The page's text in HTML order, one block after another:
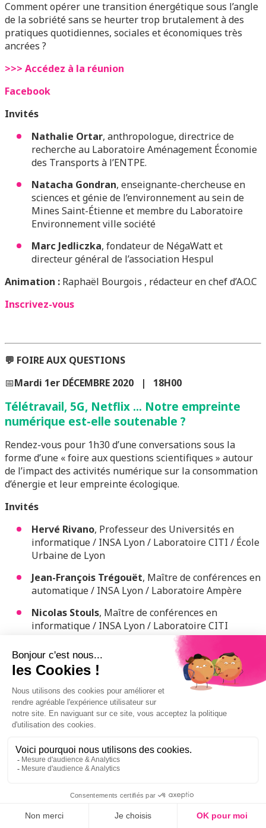
Comment opérer une transition énergétique sous l’angle
de la sobriété sans se heurter trop brutalement à des
pratiques quotidiennes, sociales et économiques très
ancrées ?
>>> Accédez à la réunion
Facebook
Invités
Nathalie Ortar, anthropologue, directrice de
recherche au Laboratoire Aménagement Économie
des Transports à l’ENTPE.
Natacha Gondran, enseignante-chercheuse en
sciences et génie de l’environnement au sein de
Mines Saint-Étienne et membre du Laboratoire
Environnement ville société
Marc Jedliczka, fondateur de NégaWatt et
directeur général de l’association Hespul
Animation : Raphaël Bourgois , rédacteur en chef d’A.O.C
Inscrivez-vous
💬 FOIRE AUX QUESTIONS
📅Mardi 1er DÉCEMBRE 2020 | 18H00
Télétravail, 5G, Netflix … Notre empreinte
numérique est-elle soutenable ?
Rendez-vous pour 1h30 d’une conversations sous la
forme d’une « foire aux questions scientifiques » autour
de l’impact des activités numérique sur la consommation
d’énergie et leur empreinte écologique.
Invités
Hervé Rivano, Professeur des Universités en
informatique / INSA Lyon / Laboratoire CITI / École
Urbaine de Lyon
Jean-François Trégouët, Maître de conférences en
automatique / INSA Lyon / Laboratoire Ampère
Nicolas Stouls, Maître de conférences en
informatique / INSA Lyon / Laboratoire CITI
Posez vos questions !
Foire aux questions - Numérique et transition
VOTRE NOM OU PSEUDO*
VOTRE QUESTION*